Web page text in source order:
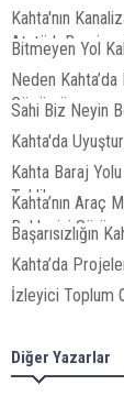
Kahta'nın
Atatürk Barajına
Bitmeyen Yol
Neden
Çözümü
Sahi Biz Neyin
Kahta'da
Kahta Baraj
Tehlike
Kahta’nın Araç
Bekleyişi
Başarısızlığın
Kahta’da
İzleyici Toplum
Diğer Yazarlar